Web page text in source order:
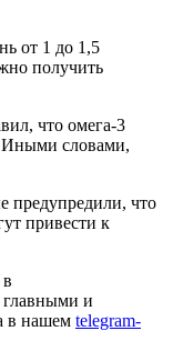
от 1 до 1,5
получить
что омега-3
Иными словами,
предупредили, что
привести к
в
главными и
в нашем telegram-